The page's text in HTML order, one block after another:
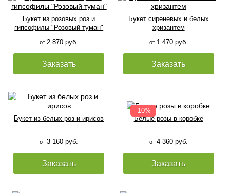
Букет из розовых роз и
гипсофилы "Розовый туман"
от 2 870 руб.
Заказать
Букет сиреневых и белых
хризантем
от 1 470 руб.
Заказать
Букет из белых роз и ирисов
от3 160 руб.
Заказать
Белые розы в коробке
от 4 360 руб.
Заказать